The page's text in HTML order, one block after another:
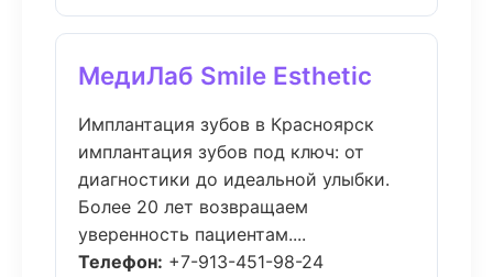
МедиЛаб Smile Esthetic
Имплантация зубов в Красноярск
имплантация зубов под ключ: от
диагностики до идеальной улыбки.
Более 20 лет возвращаем
уверенность пациентам....
Телефон: +7-913-451-98-24